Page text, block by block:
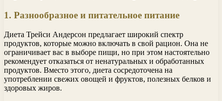
1. Разнообразное и питательное питание
Диета Трейси Андерсон предлагает широкий спектр
продуктов, которые можно включать в свой рацион. Она не
ограничивает вас в выборе пищи, но при этом настоятельно
рекомендует отказаться от ненатуральных и обработанных
продуктов. Вместо этого, диета сосредоточена на
употреблении свежих овощей и фруктов, полезных белков и
здоровых жиров.